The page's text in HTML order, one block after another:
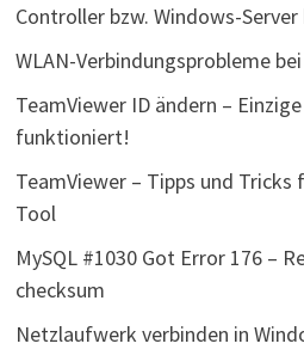
Controller bzw. Windows-Server
WLAN-Verbindungsprobleme
TeamViewer ID ändern –
funktioniert!
TeamViewer – Tipps und
Tool
MySQL #1030 Got Error 176 –
checksum
Netzlaufwerk verbinden in